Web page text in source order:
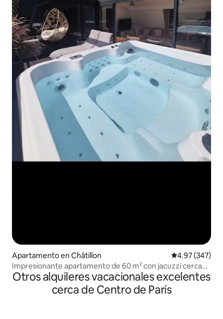
Apartamento en Châtillon Calificación
4.97 (347)
Impresionante apartamento de 60 m² con jacuzzi cerca
de París
Otros alquileres vacacionales excelentes
cerca de Centro de París